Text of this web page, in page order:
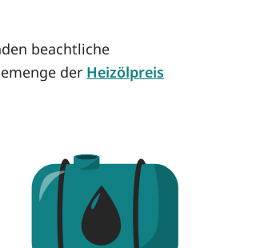
beachtliche
der Heizölpreis